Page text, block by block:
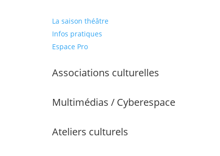
La saison théâtre
Infos pratiques
Espace Pro
Associations culturelles
Multimédias / Cyberespace
Ateliers culturels